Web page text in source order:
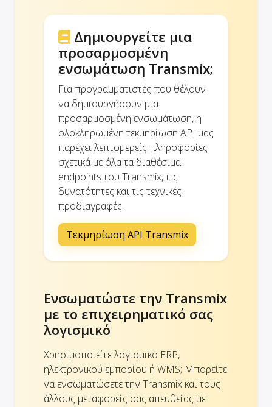
Δημιουργείτε μια
προσαρμοσμένη
ενσωμάτωση Transmix;
Για προγραμματιστές που θέλουν
να δημιουργήσουν μια
προσαρμοσμένη ενσωμάτωση, η
ολοκληρωμένη τεκμηρίωση API μας
παρέχει λεπτομερείς πληροφορίες
σχετικά με όλα τα διαθέσιμα
endpoints του Transmix, τις
δυνατότητες και τις τεχνικές
προδιαγραφές.
Τεκμηρίωση API Transmix
Ενσωματώστε την Transmix
με το επιχειρηματικό σας
λογισμικό
Χρησιμοποιείτε λογισμικό ERP,
ηλεκτρονικού εμπορίου ή WMS; Μπορείτε
να ενσωματώσετε την Transmix και τους
άλλους μεταφορείς σας απευθείας με